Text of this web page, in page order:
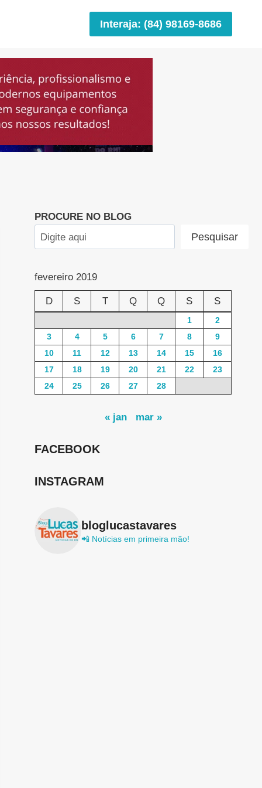
Interaja: (84) 98169-8686
PROCURE NO BLOG
Pesquisar
fevereiro 2019
D S T Q Q S S
1
2
3
4 5 6 7 8
9
10
11 12 13 14 15
16
17
18 19 20 21 22
23
24
25 26 27 28
« jan mar »
FACEBOOK
INSTAGRAM
bloglucastavares
📲 Notícias em primeira mão!